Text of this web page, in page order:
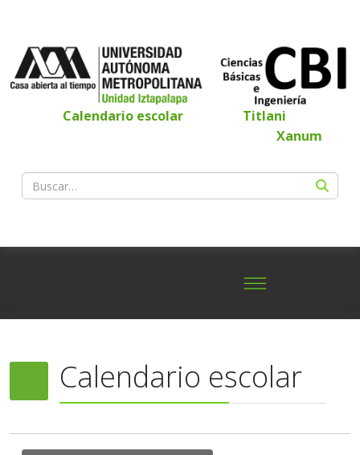
Calendario escolar
Titlani
Xanum
Calendario escolar